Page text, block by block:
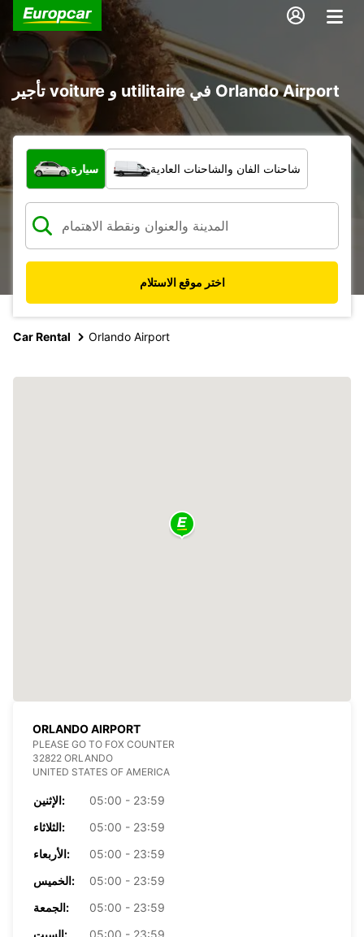
تأجير voiture و utilitaire في Orlando Airport
ما نوع المركبة؟
سيارة شاحنات الفان والشاحنات العادية
اختر موقع الاستلام
Car Rental Orlando Airport
ORLANDO AIRPORT
PLEASE GO TO FOX COUNTER
32822 ORLANDO
UNITED STATES OF AMERICA
الإثنين:
05:00 - 23:59
الثلاثاء:
05:00 - 23:59
الأربعاء:
05:00 - 23:59
الخميس:
05:00 - 23:59
الجمعة:
05:00 - 23:59
السبت:
05:00 - 23:59